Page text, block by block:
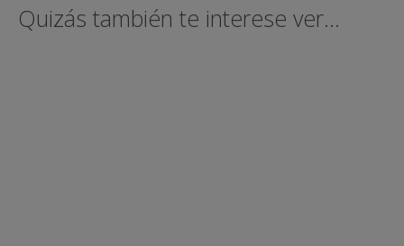
Quizás también te interese ver...